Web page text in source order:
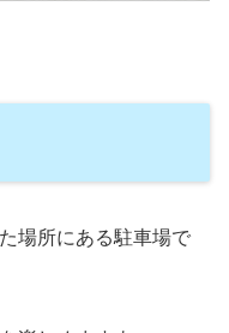
場所にある駐車場で